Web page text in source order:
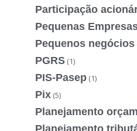
Participação
Pequenas
Pequenos negócios
PGRS (1)
PIS-Pasep (1)
Pix (5)
Planejamento
Planejamento